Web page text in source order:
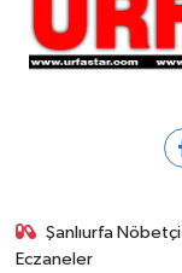
Şanlıurfa Nöbetçi
Eczaneler